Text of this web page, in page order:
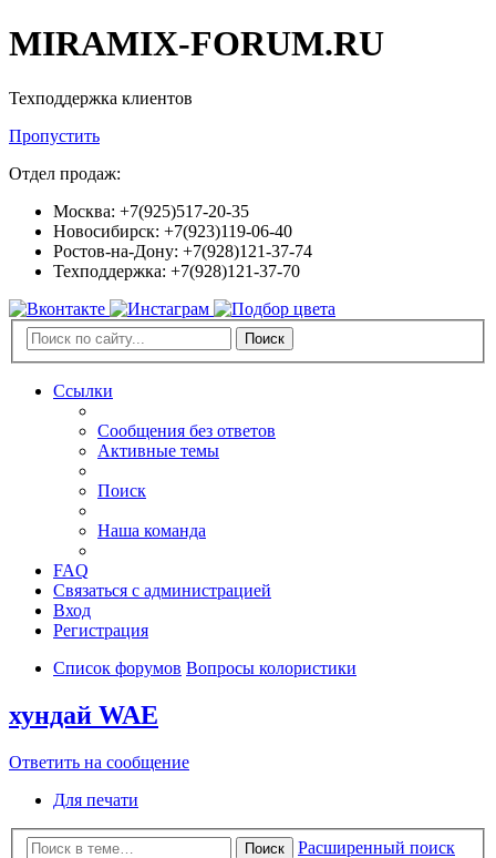
MIRAMIX-FORUM.RU
Техподдержка клиентов
Пропустить
Отдел продаж:
Москва: +7(925)517-20-35
Новосибирск: +7(923)119-06-40
Ростов-на-Дону: +7(928)121-37-74
Техподдержка: +7(928)121-37-70
Поиск
Ссылки
Сообщения без ответов
Активные темы
Поиск
Наша команда
FAQ
Связаться с администрацией
Вход
Регистрация
Список форумов Вопросы колористики
хундай WAE
Ответить на сообщение
Для печати
Поиск
Расширенный поиск